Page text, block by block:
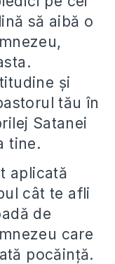
să aibă o
și
tău în
Satanei
tine.
aplicată
cât te afli
de
care
pocăință.